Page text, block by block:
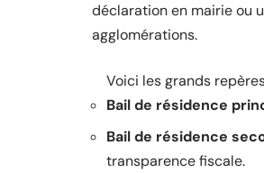
déclaration en mairie ou
agglomérations.
Voici les grands
Bail de résidence
Bail de résidence
transparence fiscale.